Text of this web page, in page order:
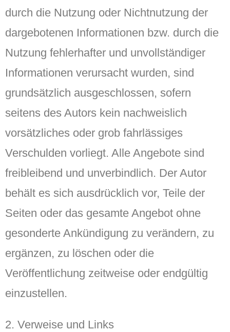
durch die Nutzung oder Nichtnutzung der
dargebotenen Informationen bzw. durch die
Nutzung fehlerhafter und unvollständiger
Informationen verursacht wurden, sind
grundsätzlich ausgeschlossen, sofern
seitens des Autors kein nachweislich
vorsätzliches oder grob fahrlässiges
Verschulden vorliegt. Alle Angebote sind
freibleibend und unverbindlich. Der Autor
behält es sich ausdrücklich vor, Teile der
Seiten oder das gesamte Angebot ohne
gesonderte Ankündigung zu verändern, zu
ergänzen, zu löschen oder die
Veröffentlichung zeitweise oder endgültig
einzustellen.
2. Verweise und Links